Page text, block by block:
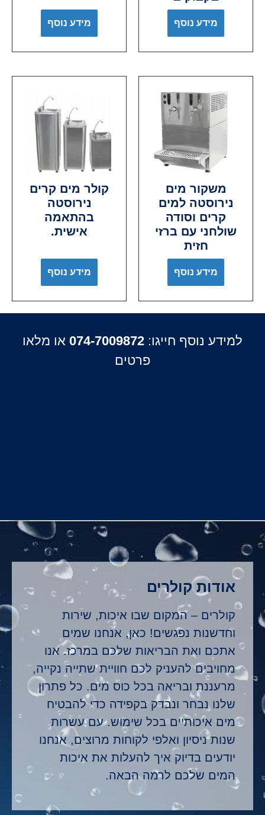
מידע נוסף מידע נוסף
משקור מים
נירוסטה למים
קרים וסודה
שולחני עם ברזי
חזית
מידע נוסף
קולר מים קרים
נירוסטה
בהתאמה
אישית.
מידע נוסף
למידע נוסף חייגו: 074-7009872 או מלאו
פרטים
אודות קולרים
קולרים – המקום שבו איכות, שירות
וחדשנות נפגשים! כאן, אנחנו שמים
אתכם ואת הבריאות שלכם במרכז. אנו
מחויבים להעניק לכם חוויית שתייה נקייה,
מרעננת ובריאה בכל כוס מים. כל פתרון
שלנו נבחר ונבדק בקפידה כדי להבטיח
מים איכותיים בכל שימוש. עם עשרות
שנות ניסיון ואלפי לקוחות מרוצים, אנחנו
יודעים בדיוק איך להעלות את איכות
המים שלכם לרמה הבאה.